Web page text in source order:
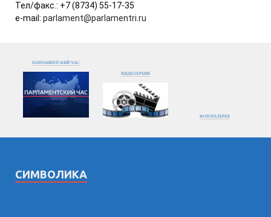
Тел/факс.: +7 (8734) 55-17-35
e-mail: parlament@parlamentri.ru
ПАРЛАМЕНТСКИЙ ЧАС
ВИДЕОАРХИВ
ФОТОГАЛЕРЕЯ
СИМВОЛИКА